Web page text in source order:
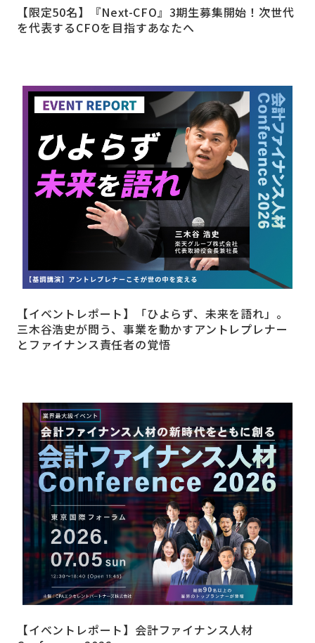
【限定50名】『Next-CFO』3期生募集開始！次世代
を代表するCFOを目指すあなたへ
【イベントレポート】「ひよらず、未来を語れ」。
三木谷浩史が問う、事業を動かすアントレプレナー
とファイナンス責任者の覚悟
【イベントレポート】会計ファイナンス人材